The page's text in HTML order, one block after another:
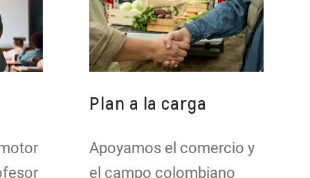
Plan a la carga
Apoyamos el comercio y
el campo colombiano